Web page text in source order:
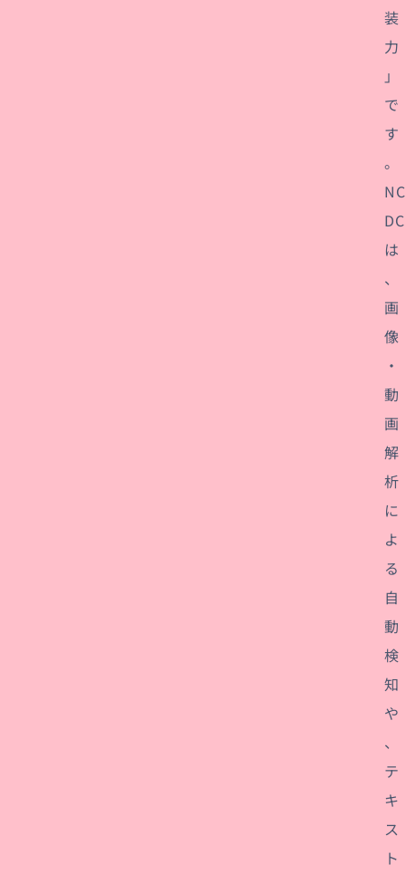
装
力
」
で
す
。
NC
DC
は
、
画
像
・
動
画
解
析
に
よ
る
自
動
検
知
や
、
テ
キ
ス
ト